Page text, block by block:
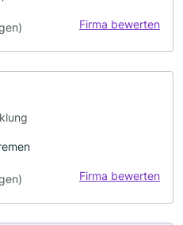
Firma bewerten
Firma bewerten